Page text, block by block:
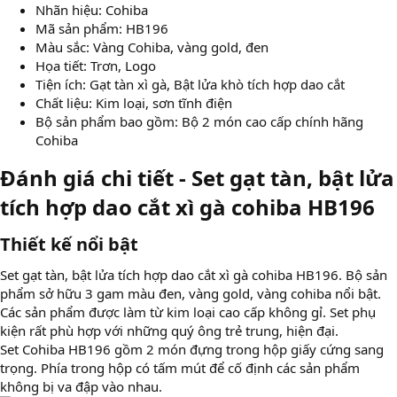
Nhãn hiệu: Cohiba
Mã sản phẩm: HB196
Màu sắc: Vàng Cohiba, vàng gold, đen
Họa tiết: Trơn, Logo
Tiện ích: Gạt tàn xì gà, Bật lửa khò tích hợp dao cắt
Chất liệu: Kim loại, sơn tĩnh điện
Bộ sản phẩm bao gồm: Bộ 2 món cao cấp chính hãng
Cohiba
Đánh giá chi tiết - Set gạt tàn, bật lửa
tích hợp dao cắt xì gà cohiba HB196​
Thiết kế nổi bật​
Set gạt tàn, bật lửa tích hợp dao cắt xì gà cohiba HB196. Bộ sản
phẩm sở hữu 3 gam màu đen, vàng gold, vàng cohiba nổi bật.
Các sản phẩm được làm từ kim loại cao cấp không gỉ. Set phụ
kiện rất phù hợp với những quý ông trẻ trung, hiện đại.
Set Cohiba HB196 gồm 2 món đựng trong hộp giấy cứng sang
trọng. Phía trong hộp có tấm mút để cố định các sản phẩm
không bị va đập vào nhau.